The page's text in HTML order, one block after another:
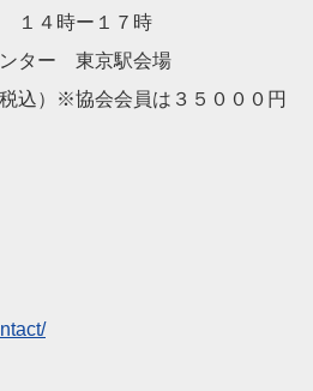
１４時ー１７時
ター 東京駅会場
込）※協会会員は３５０００円